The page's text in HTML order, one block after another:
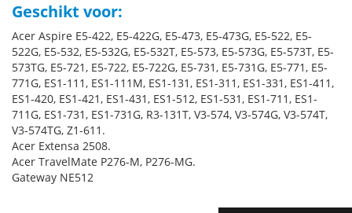
Geschikt voor:
Acer Aspire E5-422, E5-422G, E5-473, E5-473G, E5-522, E5-
522G, E5-532, E5-532G, E5-532T, E5-573, E5-573G, E5-573T, E5-
573TG, E5-721, E5-722, E5-722G, E5-731, E5-731G, E5-771, E5-
771G, ES1-111, ES1-111M, ES1-131, ES1-311, ES1-331, ES1-411,
ES1-420, ES1-421, ES1-431, ES1-512, ES1-531, ES1-711, ES1-
711G, ES1-731, ES1-731G, R3-131T, V3-574, V3-574G, V3-574T,
V3-574TG, Z1-611.
Acer Extensa 2508.
Acer TravelMate P276-M, P276-MG.
Gateway NE512